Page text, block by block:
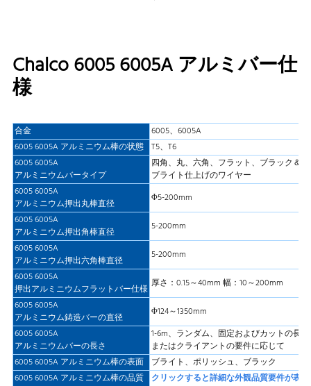
Chalco 6005 6005A アルミバー仕
様
合金
6005、6005A
6005 6005A アルミニウム棒の状態 T5、T6
6005 6005A
アルミニウムバータイプ
四角、丸、六角、フラット、ブラック＆
ブライト仕上げのワイヤー
6005 6005A
アルミニウム押出丸棒直径
Φ5-200mm
6005 6005A
アルミニウム押出角棒直径
5-200mm
6005 6005A
アルミニウム押出六角棒直径
5-200mm
6005 6005A
押出アルミニウムフラットバー仕様 厚さ：0.15～40mm 幅：10～200mm
6005 6005A
アルミニウム鋳造バーの直径
Φ124～1350mm
6005 6005A
アルミニウムバーの長さ
1-6m、ランダム、固定およびカットの長
またはクライアントの要件に応じて
6005 6005A アルミニウム棒の表面
ブライト、ポリッシュ、ブラック
6005 6005A アルミニウム棒の品質
クリックすると詳細な外観品質要件が表